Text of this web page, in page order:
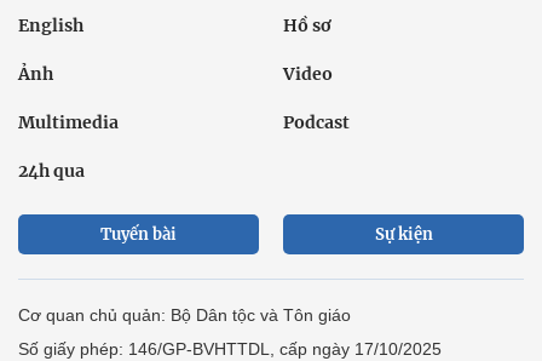
English Hồ sơ
Ảnh Video
Multimedia Podcast
24h qua
Tuyến bài Sự kiện
Cơ quan chủ quản: Bộ Dân tộc và Tôn giáo
Số giấy phép: 146/GP-BVHTTDL, cấp ngày 17/10/2025